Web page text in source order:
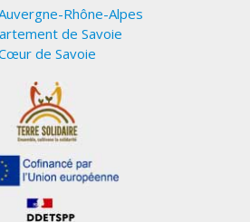
Rhône-Alpes
de Savoie
de Savoie